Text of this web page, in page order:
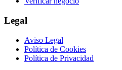
Legal
Aviso Legal
Política de Cookies
Política de Privacidad